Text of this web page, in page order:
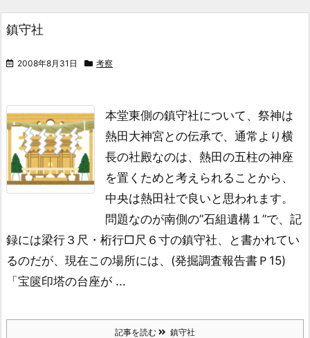
鎮守社
2008年8月31日 考察
本堂東側の鎮守社について、 祭神は
熱田大神宮との伝承で、通常より横
長の社殿なのは、 熱田の五柱の神座
を置くためと考えられることから、
中央は熱田社で良いと思われます。
問題なのが南側の”石組遺構１”で、記
録には梁行３尺・桁行□尺６寸の鎮守社、と書かれてい
るのだが、 現在この場所には、(発掘調査報告書Ｐ15)
「宝篋印塔の台座が ...
記事を読む 鎮守社